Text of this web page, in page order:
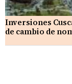
Inversiones
de cambio de